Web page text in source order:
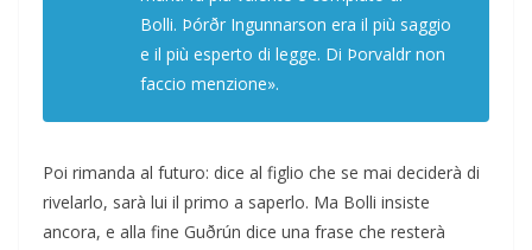
Bolli. Þórðr Ingunnarson era il più saggio
e il più esperto di legge. Di Þorvaldr non
faccio menzione».
Poi rimanda al futuro: dice al figlio che se mai deciderà di
rivelarlo, sarà lui il primo a saperlo. Ma Bolli insiste
ancora, e alla fine Guðrún dice una frase che resterà